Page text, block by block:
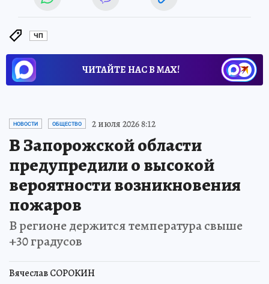
ЧП
ЧИТАЙТЕ НАС В МАХ!
НОВОСТИ ОБЩЕСТВО 2 июля 2026 8:12
В Запорожской области
предупредили о высокой
вероятности возникновения
пожаров
В регионе держится температура свыше
+30 градусов
Вячеслав СОРОКИН